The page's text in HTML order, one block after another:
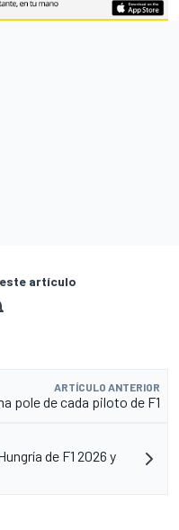
artículo
ARTÍCULO ANTERIOR
pole de cada piloto de F1
de F1 2026 y